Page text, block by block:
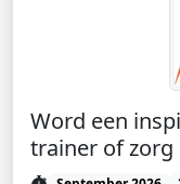
Word een
trainer of